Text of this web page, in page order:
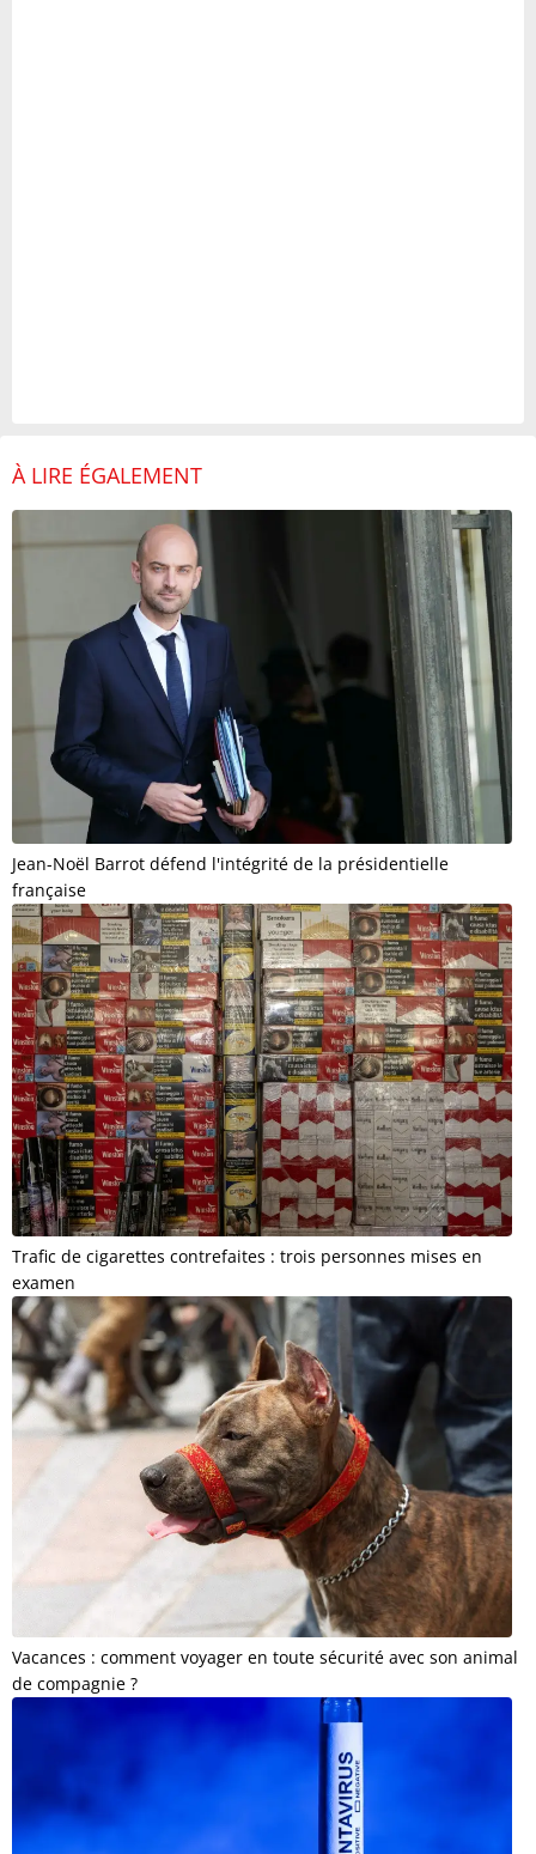
À LIRE ÉGALEMENT
Jean-Noël Barrot défend l'intégrité de la présidentielle
française
Trafic de cigarettes contrefaites : trois personnes mises en
examen
Vacances : comment voyager en toute sécurité avec son animal
de compagnie ?